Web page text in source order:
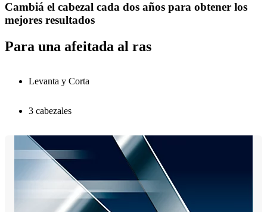
Cambiá el cabezal cada dos años para obtener los
mejores resultados
Para una afeitada al ras
Levanta y Corta
3 cabezales